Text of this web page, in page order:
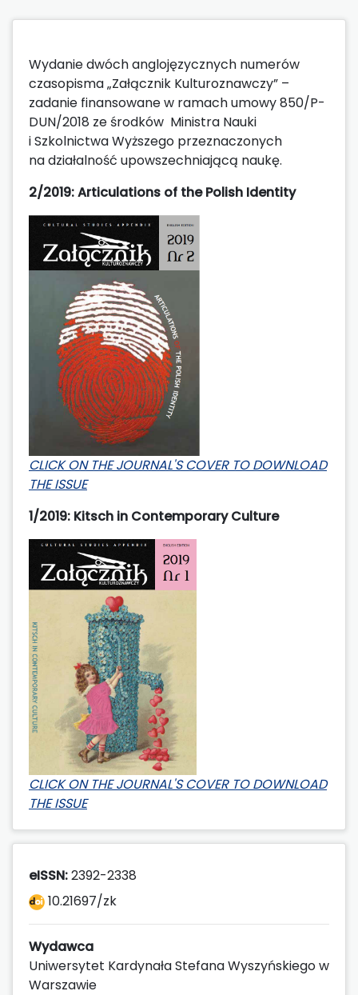
Wydanie dwóch anglojęzycznych numerów
czasopisma „Załącznik Kulturoznawczy” –
zadanie finansowane w ramach umowy 850/P-
DUN/2018 ze środków Ministra Nauki
i Szkolnictwa Wyższego przeznaczonych
na działalność upowszechniającą naukę.
2/2019:Articulations of the Polish Identity
CLICK ON THE JOURNAL'S COVER TO DOWNLOAD
THE ISSUE
1/2019: Kitsch in Contemporary Culture
CLICK ON THE JOURNAL'S COVER TO DOWNLOAD
THE ISSUE
eISSN:2392-2338
10.21697/zk
Wydawca
Uniwersytet Kardynała Stefana Wyszyńskiego w
Warszawie